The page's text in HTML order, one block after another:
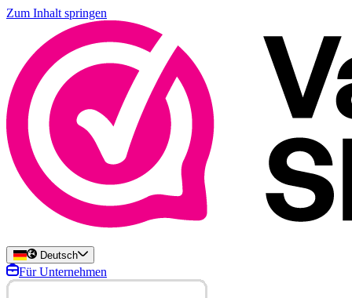
Zum Inhalt springen
Deutsch
Für Unternehmen